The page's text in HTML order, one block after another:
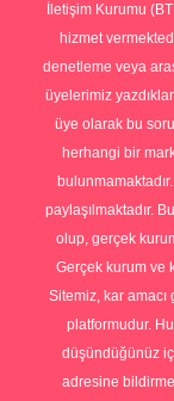
İletişim Kurumu
hizmet
denetleme veya
üyelerimiz
üye olarak bu
herhangi bir
paylaşılmaktadır.
olup, gerçek
Gerçek kurum ve
Sitemiz, kar
platformudur.
düşündüğünüz
adresine